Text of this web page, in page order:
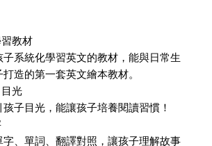
教材
系統化學習英文的教材，能與日常生
造的第一套英文繪本教材。
光
子目光，能讓孩子培養閱讀習慣！
字、單詞、翻譯對照，讓孩子理解故事